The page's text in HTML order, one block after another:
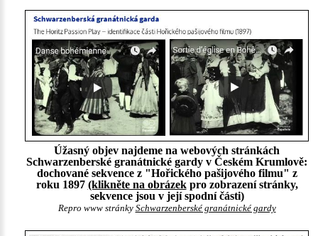
Úžasný objev najdeme na webových stránkách
Schwarzenberské granátnické gardy v Českém Krumlově:
dochované sekvence z "Hořického pašijového filmu" z
roku 1897 (klikněte na obrázekpro zobrazení stránky,
sekvence jsou v její spodní části)
Repro www stránky Schwarzenberské granátnické gardy